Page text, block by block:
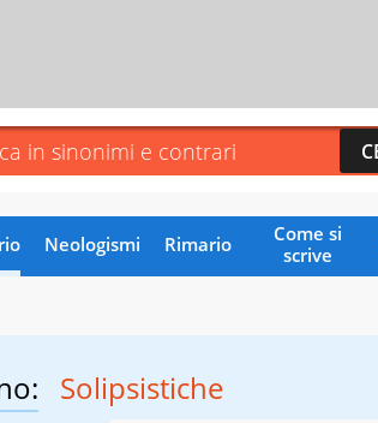
Neologismi Rimario
Come si
scrive
Solipsistiche